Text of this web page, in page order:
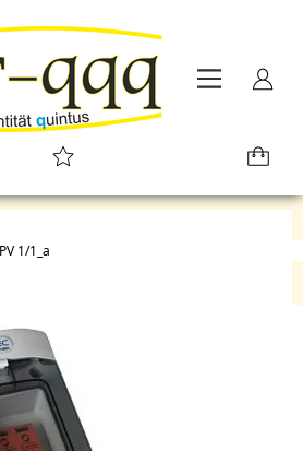
1/1_a